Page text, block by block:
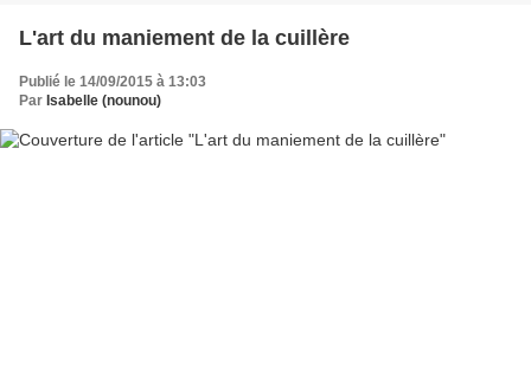
L'art du maniement de la cuillère
Publié le 14/09/2015 à 13:03
Par Isabelle (nounou)